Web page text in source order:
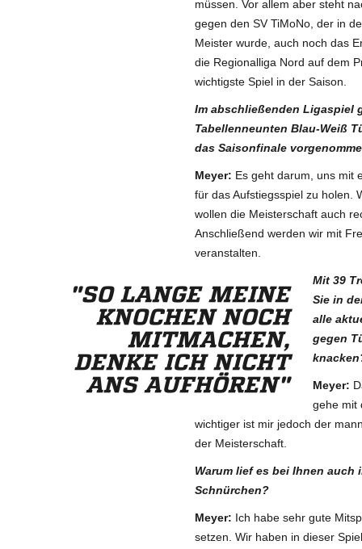
müssen. Vor allem aber steht
gegen den SV TiMoNo, der in
Meister wurde, auch noch das
die Regionalliga Nord auf dem
wichtigste Spiel in der Saison.
Im abschließenden Ligaspiel
Tabellenneunten Blau-Weiß
das Saisonfinale
Meyer: Es geht darum, uns mit
für das Aufstiegsspiel zu holen.
wollen die Meisterschaft auch
Anschließend werden wir mit
veranstalten.
"SO LANGE MEINE
KNOCHEN NOCH
MITMACHEN,
DENKE ICH NICHT
ANS AUFHÖREN"
Mit 39
Sie in
alle
gegen
Meyer:
gehe mit
wichtiger ist mir jedoch der
der Meisterschaft.
Warum lief es bei Ihnen auch
Schnürchen?
Meyer: Ich habe sehr gute
setzen. Wir haben in dieser